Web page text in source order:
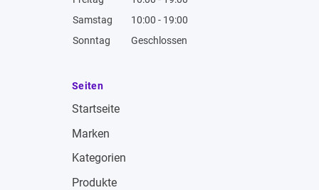
Samstag
10:00 - 19:00
Sonntag
Geschlossen
Seiten
Startseite
Marken
Kategorien
Produkte